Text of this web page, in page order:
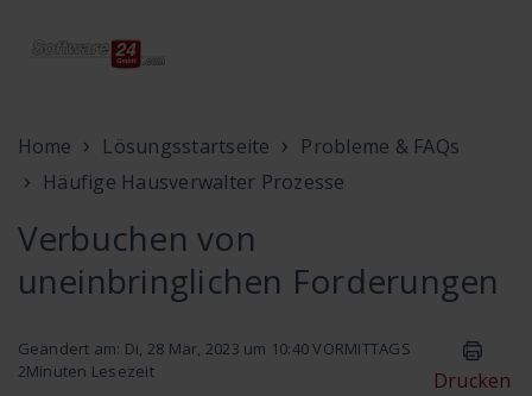
Home Lösungsstartseite
Probleme & FAQs
Häufige Hausverwalter Prozesse
Verbuchen von
uneinbringlichen Forderungen
Geändert am: Di, 28 Mär, 2023 um 10:40 VORMITTAGS
2Minuten Lesezeit Drucken